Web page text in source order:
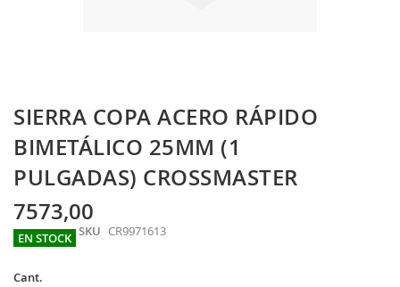
Skip
to
the
beginning
of
the
images
gallery
SIERRA COPA ACERO RÁPIDO
BIMETÁLICO 25MM (1
PULGADAS) CROSSMASTER
7573,00
EN STOCK SKU CR9971613
Cant.